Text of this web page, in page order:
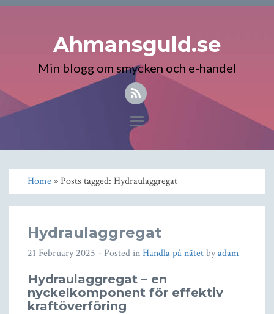
Ahmansguld.se
Min blogg om smycken och e-handel
Toggle
Home» Posts tagged: Hydraulaggregat
Hydraulaggregat
21 February 2025 - Posted inHandla på nätetbyadam
Hydraulaggregat – en
nyckelkomponent för effektiv
kraftöverföring